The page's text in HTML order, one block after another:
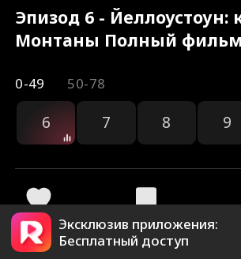
Эпизод 6 - Йеллоустоун:
Монтаны Полный фильм
0-49 50-78
6 7 8 9
963 962
Эксклюзив приложения:
Бесплатный доступ